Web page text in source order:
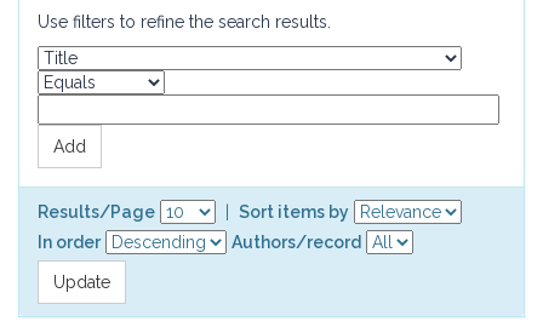
Use filters to refine the search results.
Results/Page
Sort items by
In order
Authors/record